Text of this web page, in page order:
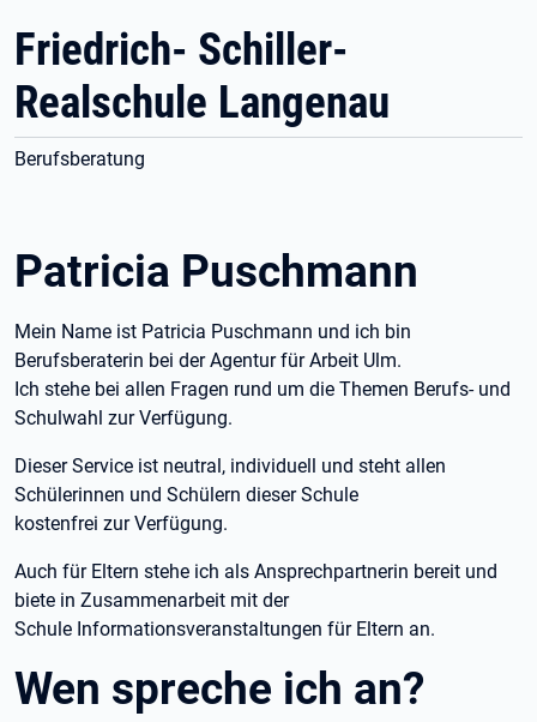
Friedrich- Schiller-
Realschule Langenau
Berufsberatung
Patricia Puschmann
Mein Name ist Patricia Puschmann und ich bin
Berufsberaterin bei der Agentur für Arbeit Ulm.
Ich stehe bei allen Fragen rund um die Themen Berufs- und
Schulwahl zur Verfügung.
Dieser Service ist neutral, individuell und steht allen
Schülerinnen und Schülern dieser Schule
kostenfrei zur Verfügung.
Auch für Eltern stehe ich als Ansprechpartnerin bereit und
biete in Zusammenarbeit mit der
Schule Informationsveranstaltungen für Eltern an.
Wen spreche ich an?